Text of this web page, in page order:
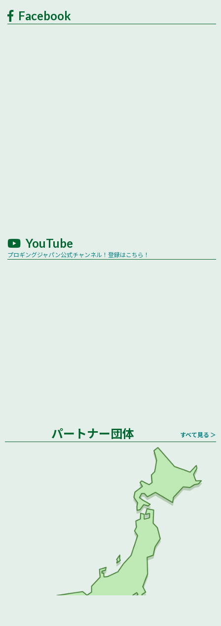
Facebook
YouTube
プロギングジャパン公式チャンネル！登録はこちら！
すべて見る ＞
パートナー団体